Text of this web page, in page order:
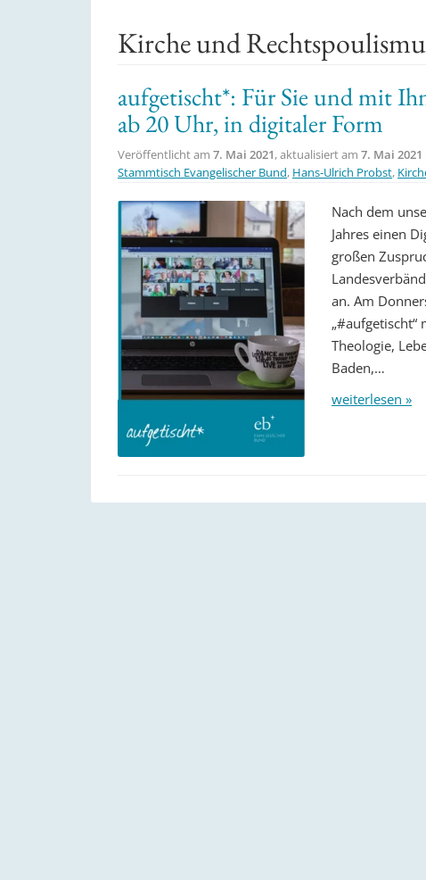
Kirche und
aufgetischt*: Für Sie und mit
ab 20 Uhr, in digitaler Form
Veröffentlicht am 7. Mai 2021, aktualisiert am 7. Mai 2021
Stammtisch Evangelischer Bund, Hans-Ulrich Probst,
Nach dem
Jahres einen
großen
an. Am
„#aufgetischt“
Theologie,
Baden,…
weiterlesen »